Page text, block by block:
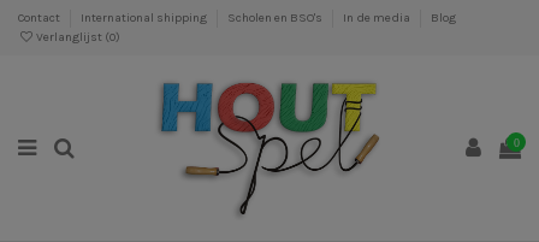
Contact International shipping Scholen en BSO's In de media
Blog
Verlanglijst (0)
0